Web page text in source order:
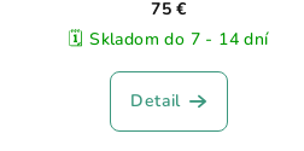
75 €
🗓️ Skladom do 7 - 14 dní
Detail